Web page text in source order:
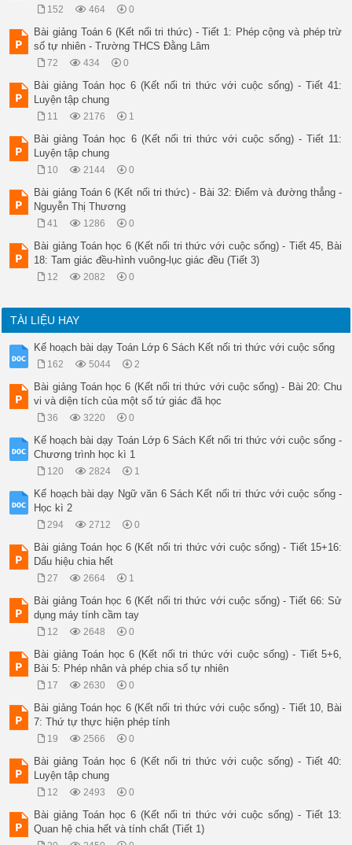
152 464 0
Bài giảng Toán 6 (Kết nối tri thức) - Tiết 1: Phép cộng và phép trừ
số tự nhiên - Trường THCS Đằng Lâm
72 434 0
Bài giảng Toán học 6 (Kết nối tri thức với cuộc sống) - Tiết 41:
Luyện tập chung
11 2176 1
Bài giảng Toán học 6 (Kết nối tri thức với cuộc sống) - Tiết 11:
Luyện tập chung
10 2144 0
Bài giảng Toán 6 (Kết nối tri thức) - Bài 32: Điểm và đường thẳng -
Nguyễn Thị Thương
41 1286 0
Bài giảng Toán học 6 (Kết nối tri thức với cuộc sống) - Tiết 45, Bài
18: Tam giác đều-hình vuông-lục giác đều (Tiết 3)
12 2082 0
TÀI LIỆU HAY
Kế hoạch bài dạy Toán Lớp 6 Sách Kết nối tri thức với cuộc sống
162 5044 2
Bài giảng Toán học 6 (Kết nối tri thức với cuộc sống) - Bài 20: Chu
vi và diện tích của một số tứ giác đã học
36 3220 0
Kế hoạch bài dạy Toán Lớp 6 Sách Kết nối tri thức với cuộc sống -
Chương trình học kì 1
120 2824 1
Kế hoạch bài dạy Ngữ văn 6 Sách Kết nối tri thức với cuộc sống -
Học kì 2
294 2712 0
Bài giảng Toán học 6 (Kết nối tri thức với cuộc sống) - Tiết 15+16:
Dấu hiệu chia hết
27 2664 1
Bài giảng Toán học 6 (Kết nối tri thức với cuộc sống) - Tiết 66: Sử
dụng máy tính cầm tay
12 2648 0
Bài giảng Toán học 6 (Kết nối tri thức với cuộc sống) - Tiết 5+6,
Bài 5: Phép nhân và phép chia số tự nhiên
17 2630 0
Bài giảng Toán học 6 (Kết nối tri thức với cuộc sống) - Tiết 10, Bài
7: Thứ tự thực hiện phép tính
19 2566 0
Bài giảng Toán học 6 (Kết nối tri thức với cuộc sống) - Tiết 40:
Luyện tập chung
12 2493 0
Bài giảng Toán học 6 (Kết nối tri thức với cuộc sống) - Tiết 13:
Quan hệ chia hết và tính chất (Tiết 1)